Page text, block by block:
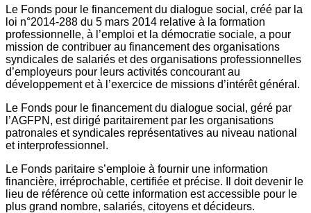
Le Fonds pour le financement du dialogue social, créé par la
loi n°2014-288 du 5 mars 2014 relative à la formation
professionnelle, à l’emploi et la démocratie sociale, a pour
mission de contribuer au financement des organisations
syndicales de salariés et des organisations professionnelles
d’employeurs pour leurs activités concourant au
développement et à l’exercice de missions d’intérêt général.
Le Fonds pour le financement du dialogue social, géré par
l’AGFPN, est dirigé paritairement par les organisations
patronales et syndicales représentatives au niveau national
et interprofessionnel.
Le Fonds paritaire s’emploie à fournir une information
financière, irréprochable, certifiée et précise. Il doit devenir le
lieu de référence où cette information est accessible pour le
plus grand nombre, salariés, citoyens et décideurs.